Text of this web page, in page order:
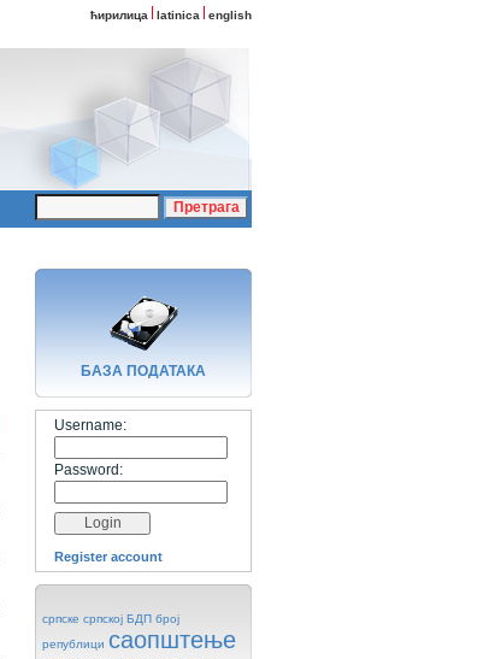
ћирилица latinica english
БАЗA ПОДАТАКА
Username:
Password:
Register account
српске српској БДП број
републици саопштење